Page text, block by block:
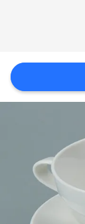
YÊU
TỨC